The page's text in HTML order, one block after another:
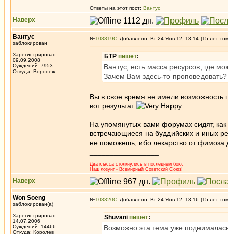
Ответы на этот пост: Вантус
Наверх
Вантус
заблокирован
Зарегистрирован:
09.09.2008
Суждений: 7953
Откуда: Воронеж
№108319 Добавлено: Вт 24 Янв 12, 13:14 (15 лет
БТР пишет:
Вантус, есть масса ресурсов, где
Зачем Вам здесь-то
Вы в свое время не имели возможность
вот результат
На упомянутых вами форумах сидят,
встречающиеся на буддийских и иных
не поможешь, ибо лекарство от фимоза
Два класса столкнулись в последнем бою;
Наш лозунг - Всемирный Советский Союз!
Наверх
Won Soeng
заблокирован(а)
Зарегистрирован:
14.07.2006
Суждений: 14466
Откуда: Королев
№108320 Добавлено: Вт 24 Янв 12, 13:16 (15 лет
Shuvani пишет:
Возможно эта тема уже